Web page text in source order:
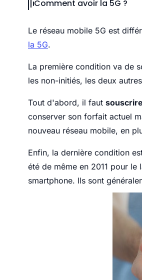
Comment avoir la 5G ?
Le réseau mobile 5G est
la 5G.
La première condition va de
les non-initiés, les deux
Tout d'abord, il faut
conserver son forfait actuel
nouveau réseau mobile, en
Enfin, la dernière condition
été de même en 2011 pour
smartphone. Ils sont